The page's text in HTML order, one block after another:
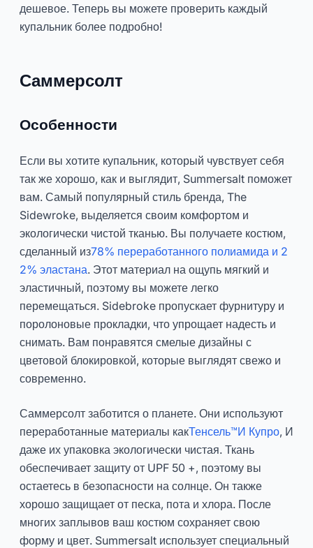
дешевое. Теперь вы можете проверить каждый
купальник более подробно!
Саммерсолт
Особенности
Если вы хотите купальник, который чувствует себя
так же хорошо, как и выглядит, Summersalt поможет
вам. Самый популярный стиль бренда, The
Sidewroke, выделяется своим комфортом и
экологически чистой тканью. Вы получаете костюм,
сделанный из78% переработанного полиамида и 2
2% эластана. Этот материал на ощупь мягкий и
эластичный, поэтому вы можете легко
перемещаться. Sidebroke пропускает фурнитуру и
поролоновые прокладки, что упрощает надесть и
снимать. Вам понравятся смелые дизайны с
цветовой блокировкой, которые выглядят свежо и
современно.
Саммерсолт заботится о планете. Они используют
переработанные материалы какТенсель™И Купро, И
даже их упаковка экологически чистая. Ткань
обеспечивает защиту от UPF 50 +, поэтому вы
остаетесь в безопасности на солнце. Он также
хорошо защищает от песка, пота и хлора. После
многих заплывов ваш костюм сохраняет свою
форму и цвет. Summersalt использует специальный